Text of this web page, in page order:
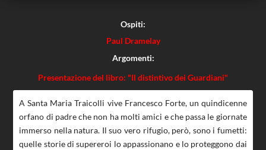
Ospiti:
Paul Dramelay
Argomenti:
Presentazione del libro: "Il distintivo dei Guardiani"
A Santa Maria Traicolli vive Francesco Forte, un quindicenne
orfano di padre che non ha molti amici e che passa le giornate
immerso nella natura. Il suo vero rifugio, però, sono i fumetti:
quelle storie di supereroi lo appassionano e lo proteggono dai